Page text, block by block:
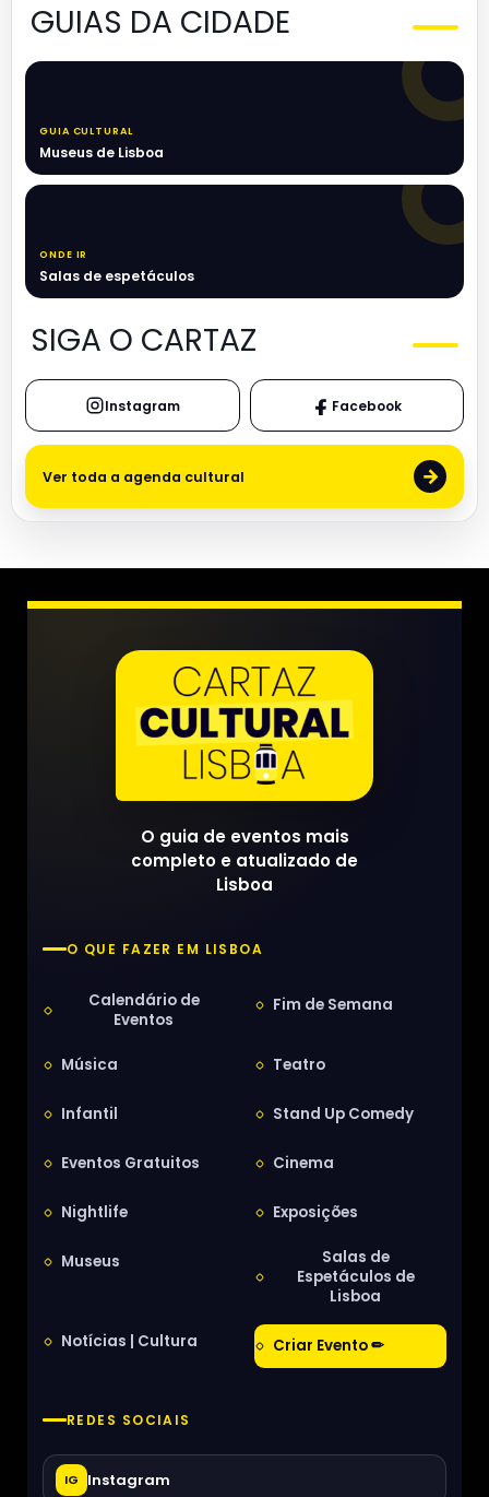
GUIAS DA CIDADE
GUIA CULTURAL
Museus de Lisboa
ONDE IR
Salas de espetáculos
SIGA O CARTAZ
Instagram Facebook
Ver toda a agenda cultural →
O guia de eventos mais
completo e atualizado de
Lisboa
O QUE FAZER EM LISBOA
Calendário de
Eventos
Fim de Semana
Música Teatro
Infantil Stand Up Comedy
Eventos Gratuitos Cinema
Nightlife Exposições
Museus
Salas de
Espetáculos de
Lisboa
Notícias | Cultura Criar Evento ✏
REDES SOCIAIS
IG Instagram